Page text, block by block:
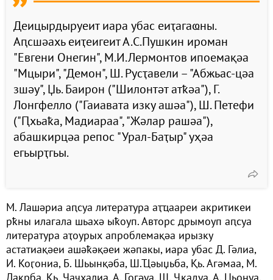
Деицырдыруеит иара убас еиҭагаҩны.
Аԥсшәахь еиҭеигеит А.С.Пушкин ироман
"Евгени Онегин", М.И.Лермонтов ипоемақәа
"Мцыри", "Демон", Ш. Русҭавели – "Абжьас-цәа
зшәу", Џь. Баирон ("Шилонтәт атҟәа"), Г.
Лонгфелло ("Гаиавата изку ашәа"), Ш. Петефи
("Ԥхьаҟа, Мадиараа", "Жәлар рашәа"),
абашкирцәа репос "Урал-Баҭыр" уҳәа
егьырҭгьы.
М. Лашәриа аԥсуа литература аҭҵаареи акритикеи
рҟны илагала шьахә ыҟоуп. Авторс дрымоуп аԥсуа
литература аҭоурых апроблемақәа ирызку
астатиақәеи ашәҟәқәеи жәпакы, иара убас Д. Гәлиа,
И. Коӷониа, Б. Шьынқәба, Ш.Ҵәыџьба, Қь. Агәмаа, М.
Лакрба, Кь. Чачхалиа, А. Гогәуа, Ш. Ҷкадуа, А. Џьонуа,